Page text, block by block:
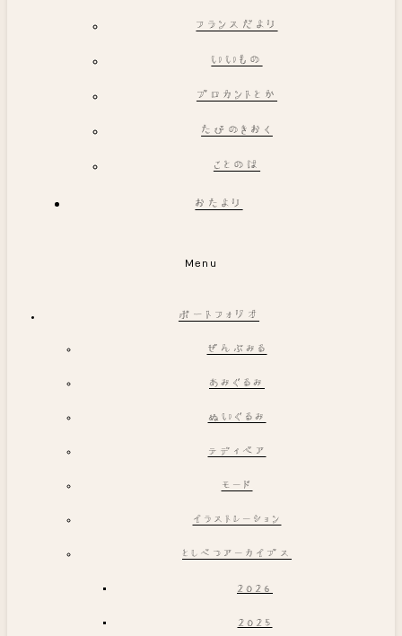
フランスだより
いいもの
ブロカントとか
たびのきおく
ことのは
おたより
Menu
ポートフォリオ
ぜんぶみる
あみぐるみ
ぬいぐるみ
テディベア
モード
イラストレーション
としべつアーカイブス
2026
2025